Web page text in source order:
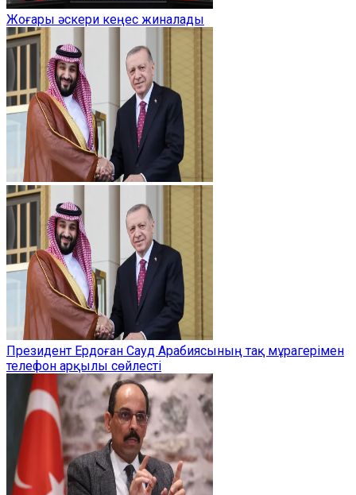
Жоғары әскери кеңес жиналады
Президент Ердоған Сауд Арабиясының тақ мұрагерімен
телефон арқылы сөйлесті